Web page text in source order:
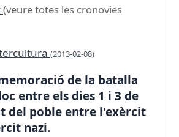
(veure totes les cronovies
(2013-02-08)
de la batalla
entre els dies 1 i 3 de
del poble entre l'exèrcit
nazi.